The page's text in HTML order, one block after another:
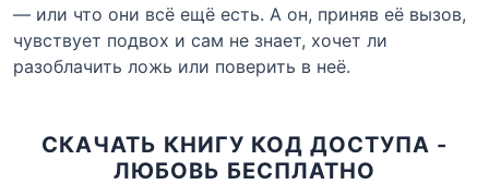
— или что они всё ещё есть. А он, приняв её вызов,
чувствует подвох и сам не знает, хочет ли
разоблачить ложь или поверить в неё.
СКАЧАТЬ КНИГУ КОД ДОСТУПА -
ЛЮБОВЬ БЕСПЛАТНО